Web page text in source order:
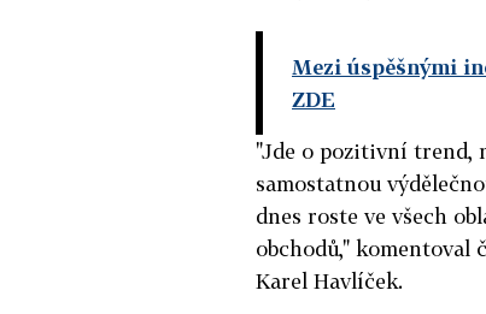
Mezi úspěšnými
ZDE
"Jde o pozitivní trend,
samostatnou
dnes roste ve všech
obchodů," komentoval
Karel Havlíček.